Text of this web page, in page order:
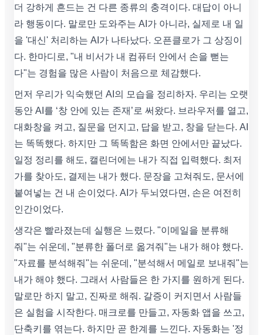
더 강하게 흔드는 건 다른 종류의 충격이다. 대답이 아니
라 행동이다. 말로만 도와주는 AI가 아니라, 실제로 내 일
을 '대신' 처리하는 AI가 나타났다. 오픈클로가 그 상징이
다. 한마디로, "내 비서가 내 컴퓨터 안에서 손을 뻗는
다"는 경험을 많은 사람이 처음으로 체감했다.
먼저 우리가 익숙했던 AI의 모습을 정리하자. 우리는 오랫
동안 AI를 ‘창 안에 있는 존재’로 써왔다. 브라우저를 열고,
대화창을 켜고, 질문을 던지고, 답을 받고, 창을 닫는다. AI
는 똑똑했다. 하지만 그 똑똑함은 화면 안에서만 끝났다.
일정 정리를 해도, 캘린더에는 내가 직접 입력했다. 최저
가를 찾아도, 결제는 내가 했다. 문장을 고쳐줘도, 문서에
붙여넣는 건 내 손이었다. AI가 두뇌였다면, 손은 여전히
인간이었다.
생각은 빨라졌는데 실행은 느렸다. "이메일을 분류해
줘"는 쉬운데, "분류한 폴더로 옮겨줘"는 내가 해야 했다.
"자료를 분석해줘"는 쉬운데, "분석해서 메일로 보내줘"는
내가 해야 했다. 그래서 사람들은 한 가지를 원하게 된다.
말로만 하지 말고, 진짜로 해줘. 갈증이 커지면서 사람들
은 실험을 시작한다. 매크로를 만들고, 자동화 앱을 쓰고,
단축키를 엮는다. 하지만 곧 한계를 느낀다. 자동화는 '정